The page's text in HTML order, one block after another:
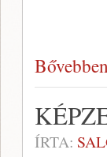
Bővebben
ÍRTA: